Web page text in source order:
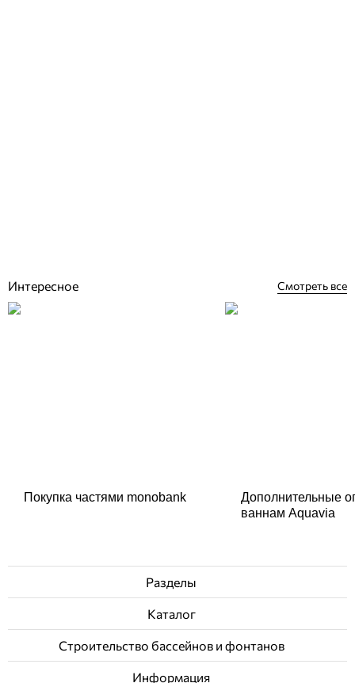
Интересное Смотреть все
Покупка частями monobank
Дополнительные
ваннам Aquavia
Разделы
Каталог
Строительство бассейнов и фонтанов
Информация